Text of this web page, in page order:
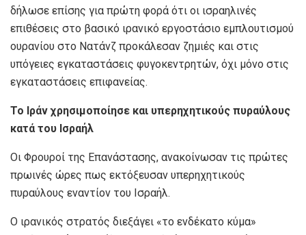
δήλωσε επίσης για πρώτη φορά ότι οι ισραηλινές
επιθέσεις στο βασικό ιρανικό εργοστάσιο εμπλουτισμού
ουρανίου στο Νατάνζ προκάλεσαν ζημιές και στις
υπόγειες εγκαταστάσεις φυγοκεντρητών, όχι μόνο στις
εγκαταστάσεις επιφανείας.
Το Ιράν χρησιμοποίησε και υπερηχητικούς πυραύλους
κατά του Ισραήλ
Οι Φρουροί της Επανάστασης, ανακοίνωσαν τις πρώτες
πρωινές ώρες πως εκτόξευσαν υπερηχητικούς
πυραύλους εναντίον του Ισραήλ.
Ο ιρανικός στρατός διεξάγει «το ενδέκατο κύμα»